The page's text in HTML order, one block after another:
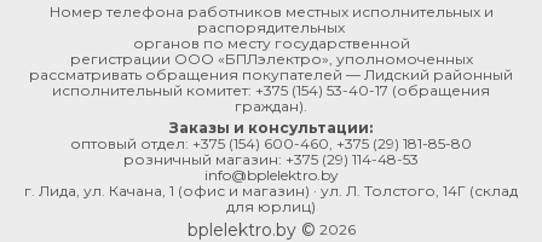
Номер телефона работников местных исполнительных и
распорядительных
органов по месту государственной
регистрации ООО «БПЛэлектро», уполномоченных
рассматривать обращения покупателей — Лидский районный
исполнительный комитет: +375 (154) 53-40-17 (обращения
граждан).
Заказы и консультации:
оптовый отдел: +375 (154) 600-460 +375 (29) 181-85-80
розничный магазин: +375 (29) 114-48-53
info@bplelektro.by
г. Лида, ул. Качана, 1 (офис и магазин) · ул. Л. Толстого, 14Г (склад
для юрлиц)
bplelektro.by © 2026